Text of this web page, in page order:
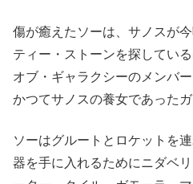
傷が癒えたソーは、サノスが
ティー・ストーンを探してい
オブ・ギャラクシーのメンバ
かつてサノスの養女であったガ
ソーはグルートとロケットを
器を手に入れるためにニダベ